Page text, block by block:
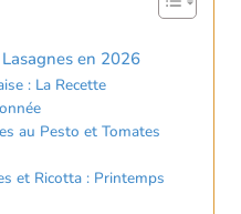
en 2026
: La Recette
au Pesto et Tomates
et Ricotta : Printemps